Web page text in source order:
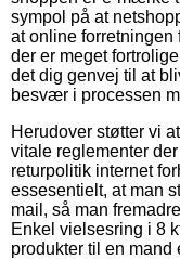
sympol på at
at online forretningen
der er meget
det dig genvej til at
besvær i processen
Herudover støtter vi
vitale reglementer
returpolitik internet
essesentielt, at man
mail, så man
Enkel vielsesring i 8
produkter til en mand